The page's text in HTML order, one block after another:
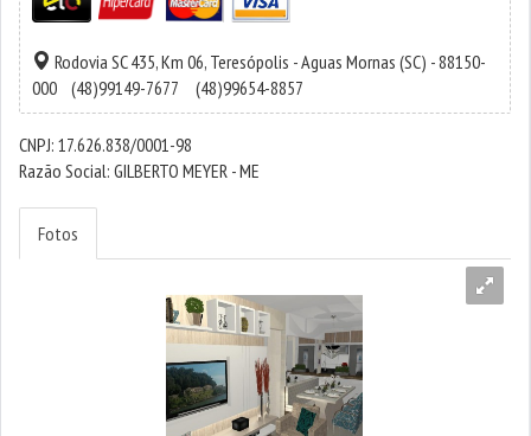
Rodovia SC 435, Km 06, Teresópolis -Aguas Mornas (SC) - 88150-
000 (48)99149-7677 (48)99654-8857
CNPJ: 17.626.838/0001-98
Razão Social: GILBERTO MEYER - ME
Fotos